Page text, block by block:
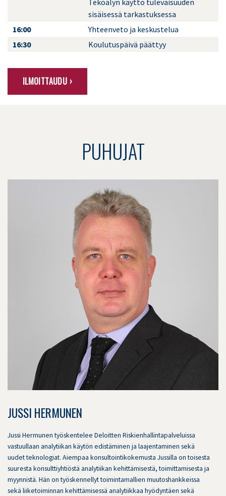
Tekoälyn käyttö tulevaisuuden
sisäisessä tarkastuksessa
16:00
Yhteenveto ja keskustelua
16:30
Koulutuspäivä päättyy
ILMOITTAUDU ›
PUHUJAT
JUSSI HERMUNEN
Jussi Hermunen työskentelee Deloitten Riskienhallintapalveluissa
vastuullaan analytiikan käytön edistäminen ja laajentaminen sekä
uudet teknologiat. Aiempaa konsultointikokemusta Jussilla on toisesta
suuresta konsulttiyhtiöstä analytiikan kehittämisestä, toimittamisesta ja
myynnistä. Hän on työskennellyt toimintamallien muutoshankkeissa
sekä liiketoiminnan kehittämisessä analytiikkaa hyödyntäen sekä